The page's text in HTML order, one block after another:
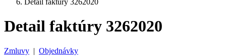
Detail faktúry 3262020
Detail faktúry 3262020
Zmluvy | Objednávky